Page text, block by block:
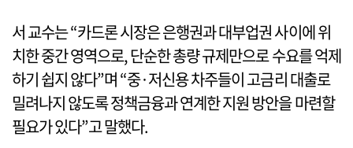
서 교수는 “카드론 시장은 은행권과 대부업권 사이에 위
치한 중간 영역으로, 단순한 총량 규제만으로 수요를 억제
하기 쉽지 않다”며 “중·저신용 차주들이 고금리 대출로
밀려나지 않도록 정책금융과 연계한 지원 방안을 마련할
필요가 있다”고 말했다.